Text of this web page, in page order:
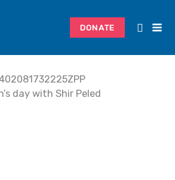
DONATE
day with Shir Peled